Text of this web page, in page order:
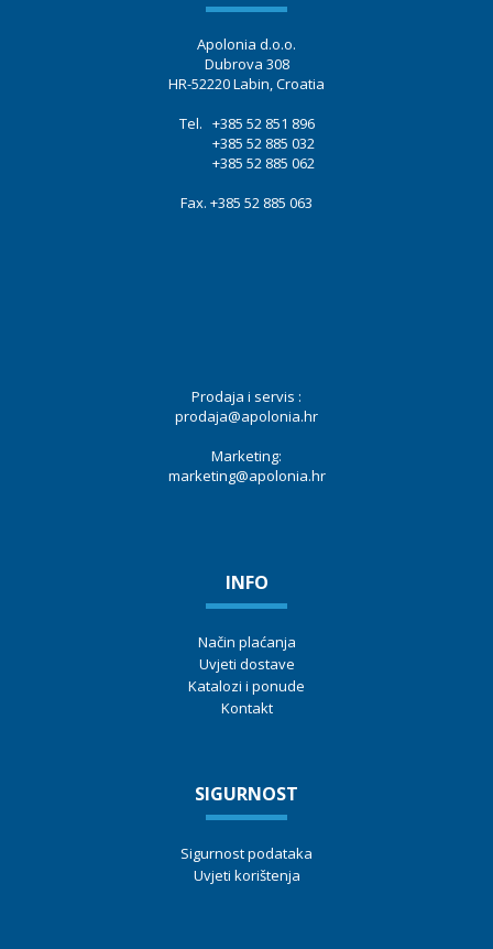
Apolonia d.o.o.
Dubrova 308
HR-52220 Labin, Croatia
Tel. +385 52 851 896
+385 52 885 032
+385 52 885 062
Fax. +385 52 885 063
Prodaja i servis :
prodaja@apolonia.hr
Marketing:
marketing@apolonia.hr
INFO
Način plaćanja
Uvjeti dostave
Katalozi i ponude
Kontakt
SIGURNOST
Sigurnost podataka
Uvjeti korištenja